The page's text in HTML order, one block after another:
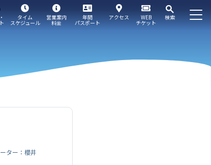
WEB
チケット
検索
タイム
スケジュール
営業案内
料金
年間
パスポート
アクセス
ター：櫻井